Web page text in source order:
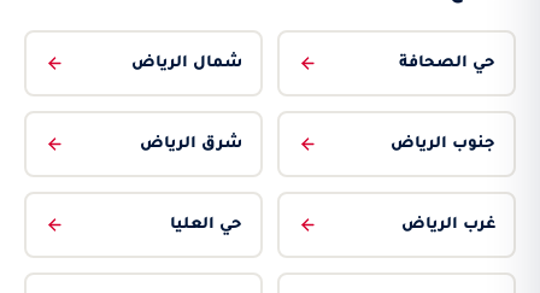
حي الصحافة شمال الرياض
جنوب الرياض شرق الرياض
غرب الرياض حي العليا